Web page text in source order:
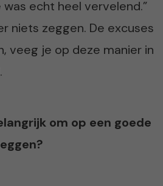
echt heel vervelend.”
niets zeggen. De excuses
veeg je op deze manier in
om op een goede